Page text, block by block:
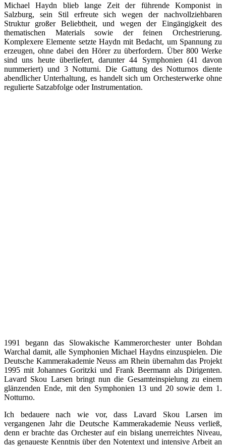
Michael Haydn blieb lange Zeit der führende Komponist in
Salzburg, sein Stil erfreute sich wegen der nachvollziehbaren
Struktur großer Beliebtheit, und wegen der Eingängigkeit des
thematischen Materials sowie der feinen Orchestrierung.
Komplexere Elemente setzte Haydn mit Bedacht, um Spannung zu
erzeugen, ohne dabei den Hörer zu überfordern. Über 800 Werke
sind uns heute überliefert, darunter 44 Symphonien (41 davon
nummeriert) und 3 Notturni. Die Gattung des Notturnos diente
abendlicher Unterhaltung, es handelt sich um Orchesterwerke ohne
regulierte Satzabfolge oder Instrumentation.
1991 begann das Slowakische Kammerorchester unter Bohdan
Warchal damit, alle Symphonien Michael Haydns einzuspielen. Die
Deutsche Kammerakademie Neuss am Rhein übernahm das Projekt
1995 mit Johannes Goritzki und Frank Beermann als Dirigenten.
Lavard Skou Larsen bringt nun die Gesamteinspielung zu einem
glänzenden Ende, mit den Symphonien 13 und 20 sowie dem 1.
Notturno.
Ich bedauere nach wie vor, dass Lavard Skou Larsen im
vergangenen Jahr die Deutsche Kammerakademie Neuss verließ,
denn er brachte das Orchester auf ein bislang unerreichtes Niveau,
das genaueste Kenntnis über den Notentext und intensive Arbeit an